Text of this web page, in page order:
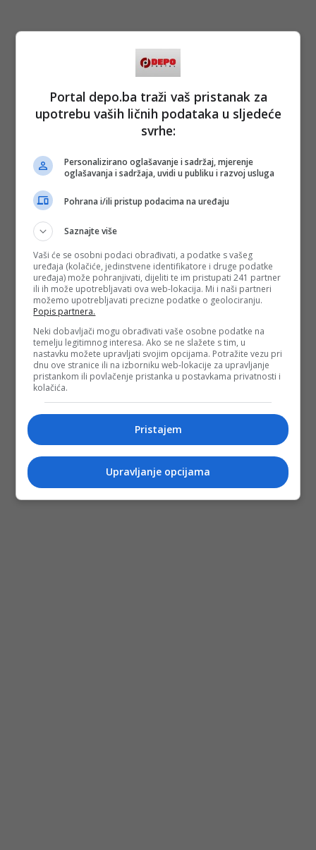
Portal depo.ba traži vaš pristanak za
upotrebu vaših ličnih podataka u sljedeće
svrhe:
Personalizirano oglašavanje i sadržaj, mjerenje
oglašavanja i sadržaja, uvidi u publiku i razvoj usluga
Pohrana i/ili pristup podacima na uređaju
Saznajte više
Vaši će se osobni podaci obrađivati, a podatke s vašeg
uređaja (kolačiće, jedinstvene identifikatore i druge podatke
uređaja) može pohranjivati, dijeliti te im pristupati 241 partner
ili ih može upotrebljavati ova web-lokacija. Mi i naši partneri
možemo upotrebljavati precizne podatke o geolociranju.
Popis partnera.
Neki dobavljači mogu obrađivati vaše osobne podatke na
temelju legitimnog interesa. Ako se ne slažete s tim, u
nastavku možete upravljati svojim opcijama. Potražite vezu pri
dnu ove stranice ili na izborniku web-lokacije za upravljanje
pristankom ili povlačenje pristanka u postavkama privatnosti i
kolačića.
Pristajem
Upravljanje opcijama